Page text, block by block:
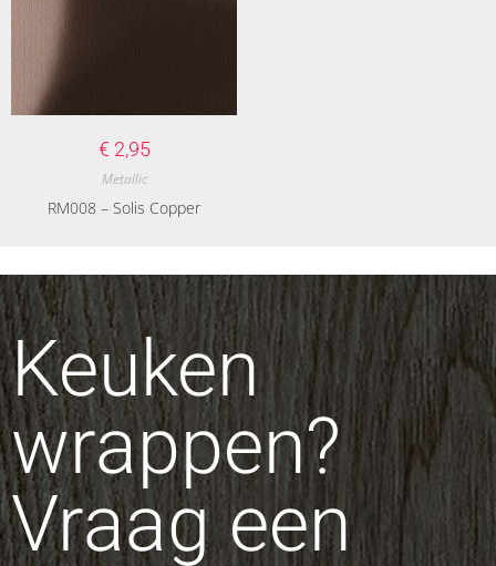
€ 2,95
Metallic
RM008 – Solis Copper
Keuken
wrappen?
Vraag een